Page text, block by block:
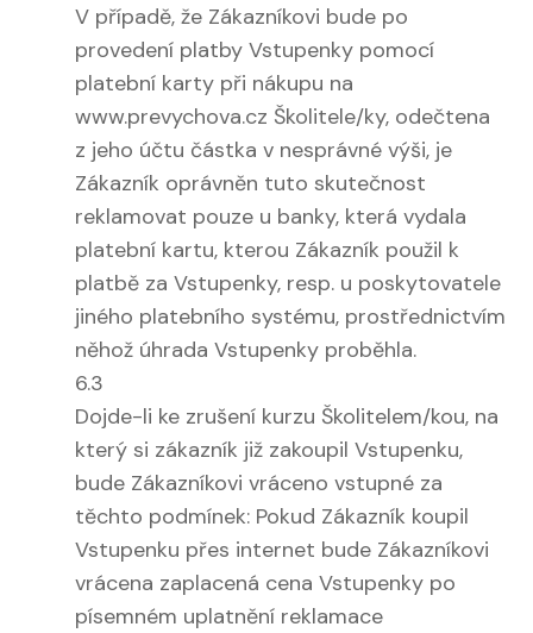
V případě, že Zákazníkovi bude po
provedení platby Vstupenky pomocí
platební karty při nákupu na
www.prevychova.cz Školitele/ky, odečtena
z jeho účtu částka v nesprávné výši, je
Zákazník oprávněn tuto skutečnost
reklamovat pouze u banky, která vydala
platební kartu, kterou Zákazník použil k
platbě za Vstupenky, resp. u poskytovatele
jiného platebního systému, prostřednictvím
něhož úhrada Vstupenky proběhla.
6.3
Dojde-li ke zrušení kurzu Školitelem/kou, na
který si zákazník již zakoupil Vstupenku,
bude Zákazníkovi vráceno vstupné za
těchto podmínek: Pokud Zákazník koupil
Vstupenku přes internet bude Zákazníkovi
vrácena zaplacená cena Vstupenky po
písemném uplatnění reklamace